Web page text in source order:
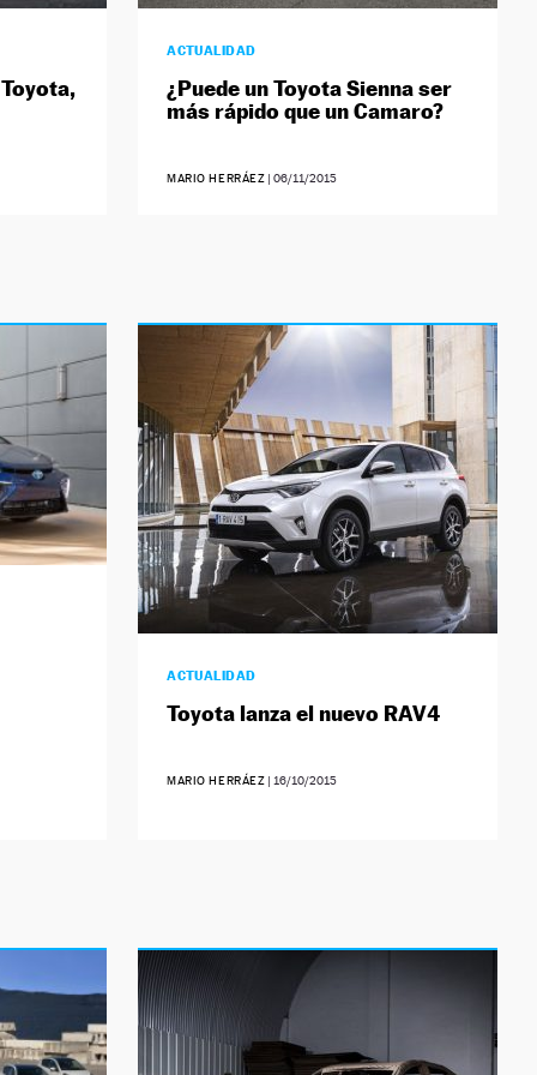
ACTUALIDAD
¿Puede un Toyota Sienna ser
más rápido que un Camaro?
MARIO HERRÁEZ |06/11/2015
ACTUALIDAD
Toyota lanza el nuevo RAV4
MARIO HERRÁEZ |16/10/2015